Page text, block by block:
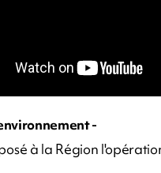
-
à la Région